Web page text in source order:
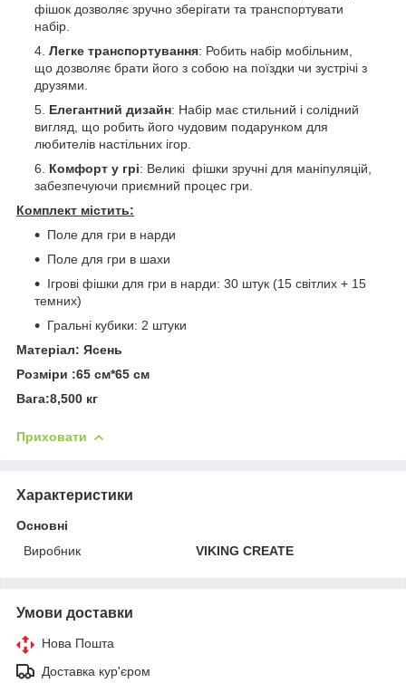
фішок дозволяє зручно зберігати та транспортувати
набір.
Легке транспортування: Робить набір мобільним,
що дозволяє брати його з собою на поїздки чи зустрічі з
друзями.
Елегантний дизайн: Набір має стильний і солідний
вигляд, що робить його чудовим подарунком для
любителів настільних ігор.
Комфорт у грі: Великі фішки зручні для маніпуляцій,
забезпечуючи приємний процес гри.
Комплект містить:
Поле для гри в нарди
Поле для гри в шахи
Ігрові фішки для гри в нарди: 30 штук (15 світлих + 15
темних)
Гральні кубики: 2 штуки
Матеріал: Ясень
Розміри :65 см*65 см
Вага:8,500 кг
Приховати
Характеристики
Основні
Виробник
VIKING CREATE
Умови доставки
Нова Пошта
Доставка кур'єром